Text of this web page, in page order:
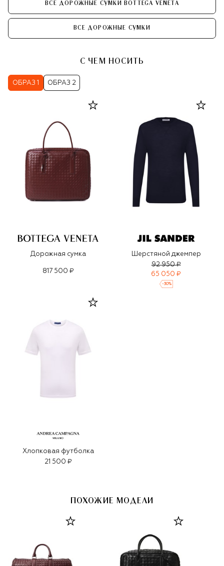
ВСЕ ДОРОЖНЫЕ СУМКИ BOTTEGA VENETA
ВСЕ ДОРОЖНЫЕ СУМКИ
С ЧЕМ НОСИТЬ
ОБРАЗ 1 ОБРАЗ 2
Дорожная сумка
817 500 ₽
Шерстяной джемпер
92 950 ₽
65 050 ₽
-30%
Хлопковая футболка
21 500 ₽
ПОХОЖИЕ МОДЕЛИ